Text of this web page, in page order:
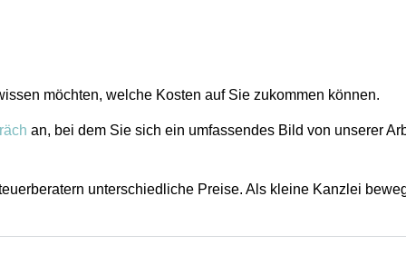
möchten, welche Kosten auf Sie zukommen können.
an, bei dem Sie sich ein umfassendes Bild von unserer
unterschiedliche Preise. Als kleine Kanzlei